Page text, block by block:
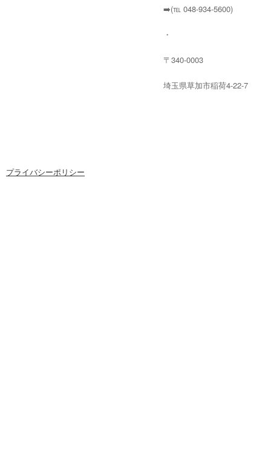
➡️(℡ 048-934-5600)
・
〒340-0003
埼玉県草加市稲荷4-22-7
プライバシーポリシー